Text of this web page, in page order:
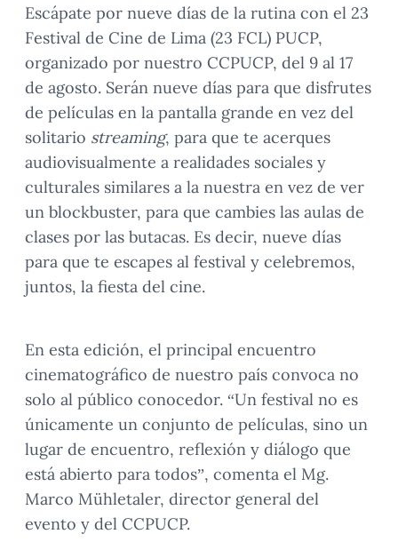
Escápate por nueve días de la rutina con el 23
Festival de Cine de Lima (23 FCL) PUCP,
organizado por nuestro CCPUCP, del 9 al 17
de agosto. Serán nueve días para que disfrutes
de películas en la pantalla grande en vez del
solitario streaming, para que te acerques
audiovisualmente a realidades sociales y
culturales similares a la nuestra en vez de ver
un blockbuster, para que cambies las aulas de
clases por las butacas. Es decir, nueve días
para que te escapes al festival y celebremos,
juntos, la fiesta del cine.
En esta edición, el principal encuentro
cinematográfico de nuestro país convoca no
solo al público conocedor. “Un festival no es
únicamente un conjunto de películas, sino un
lugar de encuentro, reflexión y diálogo que
está abierto para todos”, comenta el Mg.
Marco Mühletaler, director general del
evento y del CCPUCP.